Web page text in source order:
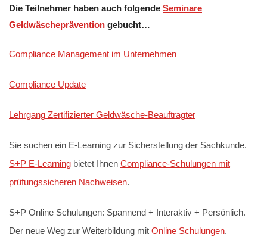
Die Teilnehmer haben auch folgende Seminare
Geldwäscheprävention gebucht…
Compliance Management im Unternehmen
Compliance Update
Lehrgang Zertifizierter Geldwäsche-Beauftragter
Sie suchen ein E-Learning zur Sicherstellung der Sachkunde.
S+P E-Learning bietet Ihnen Compliance-Schulungen mit
prüfungssicheren Nachweisen.
S+P Online Schulungen: Spannend + Interaktiv + Persönlich.
Der neue Weg zur Weiterbildung mit Online Schulungen.